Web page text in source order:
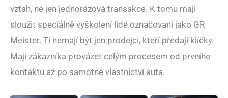
vztah, ne jen jednorázová transakce. K tomu mají
sloužit speciálně vyškolení lidé označovaní jako GR
Meister. Ti nemají být jen prodejci, kteří předají klíčky.
Mají zákazníka provázet celým procesem od prvního
kontaktu až po samotné vlastnictví auta.